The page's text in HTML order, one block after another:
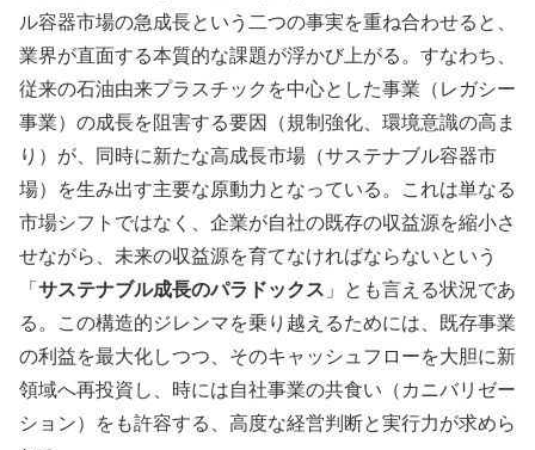
ル容器市場の急成長という二つの事実を重ね合わせると、
業界が直面する本質的な課題が浮かび上がる。すなわち、
従来の石油由来プラスチックを中心とした事業（レガシー
事業）の成長を阻害する要因（規制強化、環境意識の高ま
り）が、同時に新たな高成長市場（サステナブル容器市
場）を生み出す主要な原動力となっている。これは単なる
市場シフトではなく、企業が自社の既存の収益源を縮小さ
せながら、未来の収益源を育てなければならないという
「 サステナブル成長のパラドックス 」とも言える状況であ
る。この構造的ジレンマを乗り越えるためには、既存事業
の利益を最大化しつつ、そのキャッシュフローを大胆に新
領域へ再投資し、時には自社事業の共食い（カニバリゼー
ション）をも許容する、高度な経営判断と実行力が求めら